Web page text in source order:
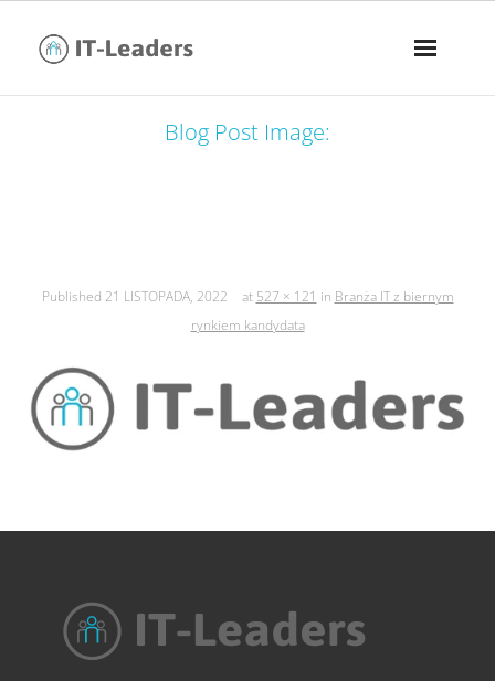
Blog Post Image:
Published 21 LISTOPADA, 2022 at 527 × 121 in Branża IT z biernym
rynkiem kandydata